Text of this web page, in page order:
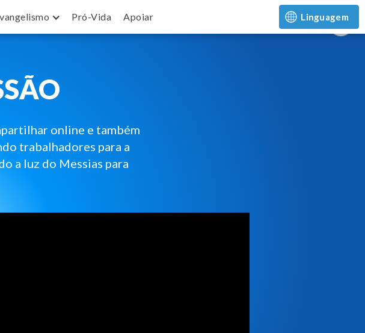
Pró-Vida Apoiar Linguagem
online e também
trabalhadores para a
a luz do Messias para